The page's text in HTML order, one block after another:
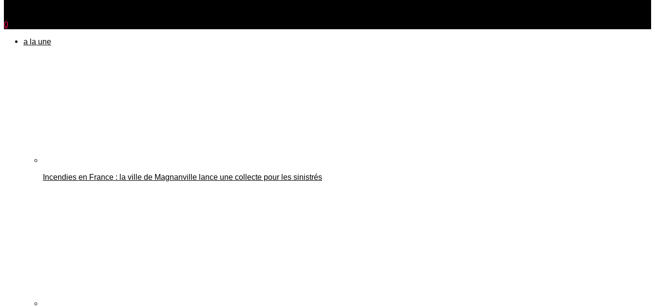
0
a la une
Incendies en France : la ville de Magnanville lance une collecte pour les sinistrés